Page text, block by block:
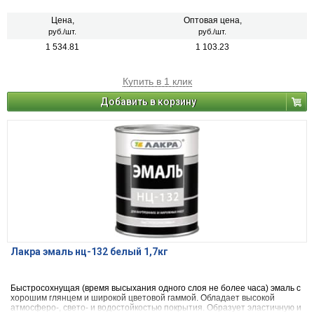
Цена,
руб./шт.
Оптовая цена,
руб./шт.
1 534.81 1 103.23
Купить в 1 клик
Добавить в корзину
Лакра эмаль нц-132 белый 1,7кг
Быстросохнущая (время высыхания одного слоя не более часа) эмаль с
хорошим глянцем и широкой цветовой гаммой. Обладает высокой
атмосферо-, свето- и водостойкостью покрытия. Образует эластичную и